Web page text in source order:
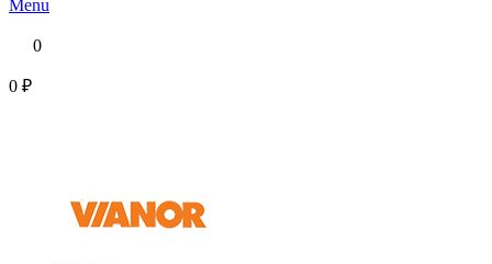
Menu
0
0 ₽